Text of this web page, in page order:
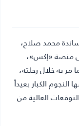
محمد صلاح،
منصة «إكس»،
مر به خلال رحلته،
الكبار بعيداً
العالية من